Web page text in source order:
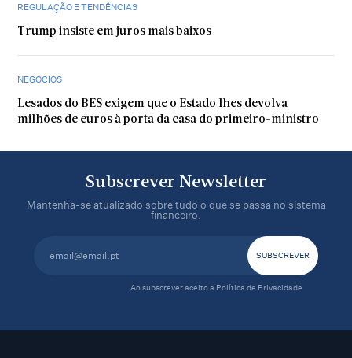
REGULAÇÃO E TENDÊNCIAS
Trump insiste em juros mais baixos
NEGÓCIOS
Lesados do BES exigem que o Estado lhes devolva
milhões de euros à porta da casa do primeiro-ministro
Subscrever Newsletter
Mantenha-se atualizado sobre tudo o que se passa no sistema
financeiro.
Ao subscrever aceito a Política de Privacidade